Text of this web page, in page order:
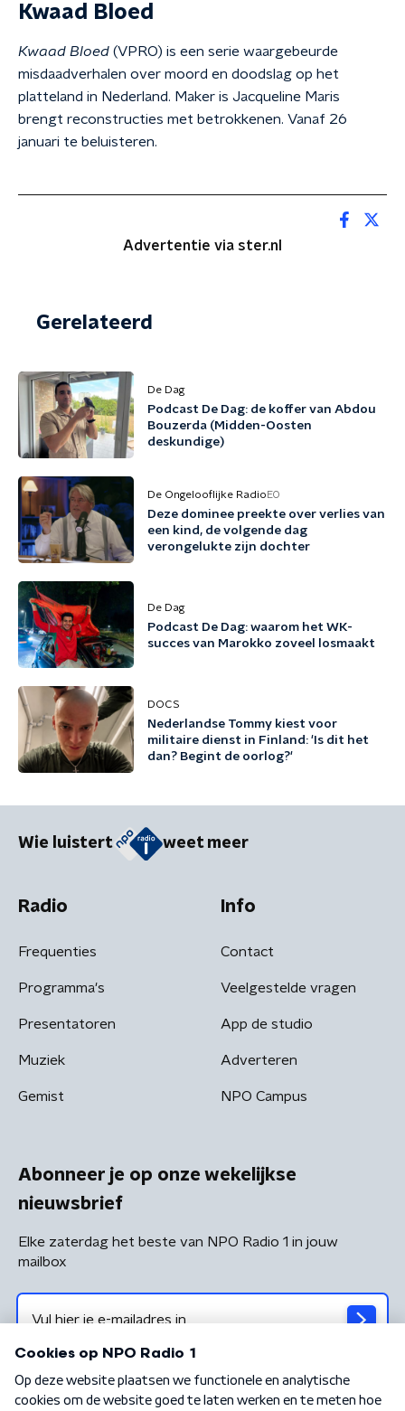
Kwaad Bloed
Kwaad Bloed (VPRO) is een serie waargebeurde
misdaadverhalen over moord en doodslag op het
platteland in Nederland. Maker is Jacqueline Maris
brengt reconstructies met betrokkenen. Vanaf 26
januari te beluisteren.
Advertentie via ster.nl
Gerelateerd
De Dag
Podcast De Dag: de koffer van Abdou
Bouzerda (Midden-Oosten
deskundige)
De Ongelooflijke Radio EO
Deze dominee preekte over verlies van
een kind, de volgende dag
verongelukte zijn dochter
De Dag
Podcast De Dag: waarom het WK-
succes van Marokko zoveel losmaakt
DOCS
Nederlandse Tommy kiest voor
militaire dienst in Finland: 'Is dit het
dan? Begint de oorlog?'
Wie luistert weet meer
Radio
Frequenties
Programma's
Presentatoren
Muziek
Gemist
Info
Contact
Veelgestelde vragen
App de studio
Adverteren
NPO Campus
Abonneer je op onze wekelijkse
nieuwsbrief
Elke zaterdag het beste van NPO Radio 1 in jouw
mailbox